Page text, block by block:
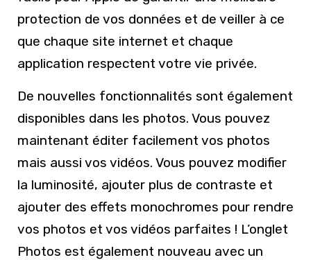
protection de vos données et de veiller à ce
que chaque site internet et chaque
application respectent votre vie privée.
De nouvelles fonctionnalités sont également
disponibles dans les photos. Vous pouvez
maintenant éditer facilement vos photos
mais aussi vos vidéos. Vous pouvez modifier
la luminosité, ajouter plus de contraste et
ajouter des effets monochromes pour rendre
vos photos et vos vidéos parfaites ! L’onglet
Photos est également nouveau avec un